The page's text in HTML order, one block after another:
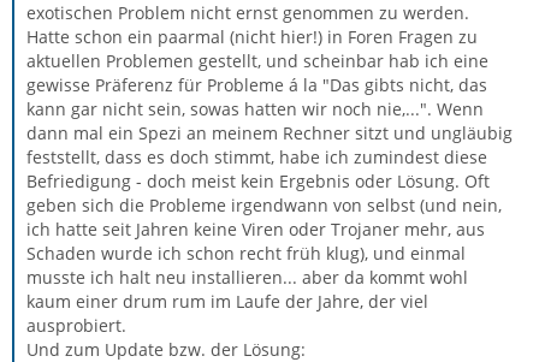
exotischen Problem nicht ernst genommen zu werden.
Hatte schon ein paarmal (nicht hier!) in Foren Fragen zu
aktuellen Problemen gestellt, und scheinbar hab ich eine
gewisse Präferenz für Probleme á la "Das gibts nicht, das
kann gar nicht sein, sowas hatten wir noch nie,...". Wenn
dann mal ein Spezi an meinem Rechner sitzt und ungläubig
feststellt, dass es doch stimmt, habe ich zumindest diese
Befriedigung - doch meist kein Ergebnis oder Lösung. Oft
geben sich die Probleme irgendwann von selbst (und nein,
ich hatte seit Jahren keine Viren oder Trojaner mehr, aus
Schaden wurde ich schon recht früh klug), und einmal
musste ich halt neu installieren... aber da kommt wohl
kaum einer drum rum im Laufe der Jahre, der viel
ausprobiert.
Und zum Update bzw. der Lösung: